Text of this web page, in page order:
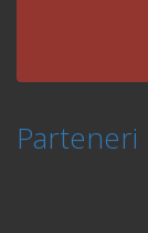
Parteneri